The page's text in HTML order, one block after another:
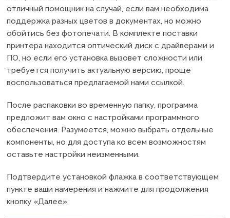
отличный помощник на случай, если вам необходима
поддержка разных цветов в документах, но можно
обойтись без фотопечати. В комплекте поставки
принтера находится оптический диск с драйверами и
ПО, но если его установка вызовет сложности или
требуется получить актуальную версию, проще
воспользоваться предлагаемой нами ссылкой.
После распаковки во временную папку, программа
предложит вам окно с настройками программного
обеспечения. Разумеется, можно выбрать отдельные
компоненты, но для доступа ко всем возможностям
оставьте настройки неизменными.
Подтвердите установкой флажка в соответствующем
пункте ваши намерения и нажмите для продолжения
кнопку «Далее».